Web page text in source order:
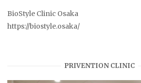
BioStyle Clinic Osaka
https://biostyle.osaka/
PRIVENTION CLINIC